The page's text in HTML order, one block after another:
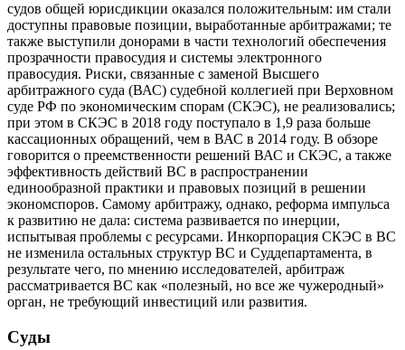
судов общей юрисдикции оказался положительным: им стали
доступны правовые позиции, выработанные арбитражами; те
также выступили донорами в части технологий обеспечения
прозрачности правосудия и системы электронного
правосудия. Риски, связанные с заменой Высшего
арбитражного суда (ВАС) судебной коллегией при Верховном
суде РФ по экономическим спорам (СКЭС), не реализовались;
при этом в СКЭС в 2018 году поступало в 1,9 раза больше
кассационных обращений, чем в ВАС в 2014 году. В обзоре
говорится о преемственности решений ВАС и СКЭС, а также
эффективность действий ВС в распространении
единообразной практики и правовых позиций в решении
экономспоров. Самому арбитражу, однако, реформа импульса
к развитию не дала: система развивается по инерции,
испытывая проблемы с ресурсами. Инкорпорация СКЭС в ВС
не изменила остальных структур ВС и Суддепартамента, в
результате чего, по мнению исследователей, арбитраж
рассматривается ВС как «полезный, но все же чужеродный»
орган, не требующий инвестиций или развития.
Суды